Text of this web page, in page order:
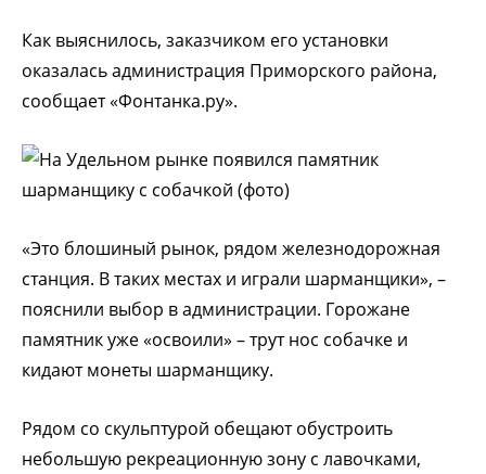
Как выяснилось, заказчиком его установки
оказалась администрация Приморского района,
сообщает «Фонтанка.ру».
«Это блошиный рынок, рядом железнодорожная
станция. В таких местах и играли шарманщики», –
пояснили выбор в администрации. Горожане
памятник уже «освоили» – трут нос собачке и
кидают монеты шарманщику.
Рядом со скульптурой обещают обустроить
небольшую рекреационную зону с лавочками,